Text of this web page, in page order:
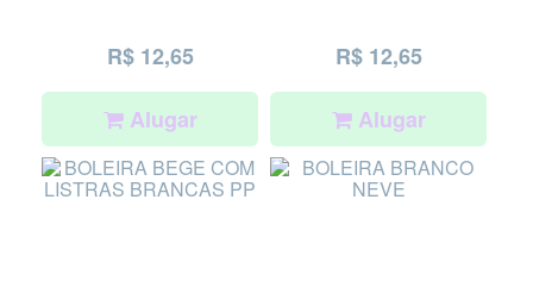
R$ 12,65
Alugar
R$ 12,65
Alugar